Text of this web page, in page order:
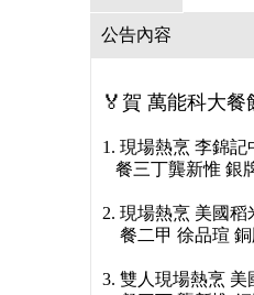
公告內容
🏅️賀 萬能科大
1. 現場熱烹 李錦
餐三丁龔新惟 銀
2. 現場熱烹 美國
餐二甲 徐品瑄 銅
3. 雙人現場熱烹